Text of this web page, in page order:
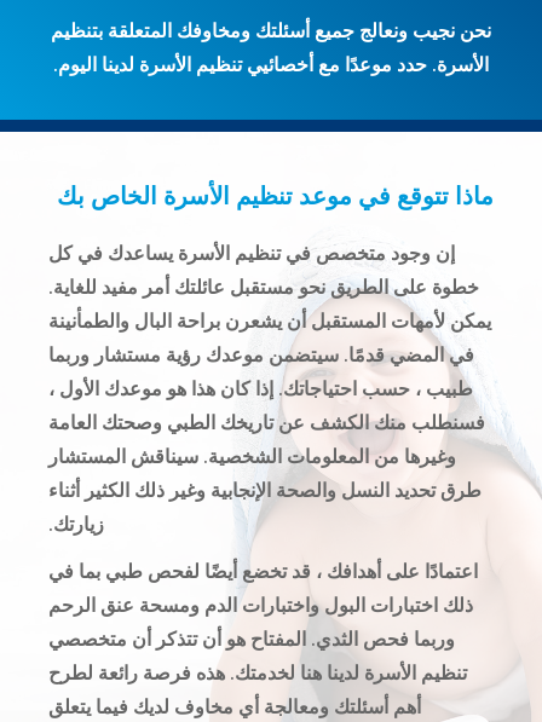
نحن نجيب ونعالج جميع أسئلتك ومخاوفك المتعلقة بتنظيم
الأسرة. حدد موعدًا مع أخصائيي تنظيم الأسرة لدينا اليوم.
ماذا تتوقع في موعد تنظيم الأسرة الخاص بك
إن وجود متخصص في تنظيم الأسرة يساعدك في كل
خطوة على الطريق نحو مستقبل عائلتك أمر مفيد للغاية.
يمكن لأمهات المستقبل أن يشعرن براحة البال والطمأنينة
في المضي قدمًا. سيتضمن موعدك رؤية مستشار وربما
طبيب ، حسب احتياجاتك. إذا كان هذا هو موعدك الأول ،
فسنطلب منك الكشف عن تاريخك الطبي وصحتك العامة
وغيرها من المعلومات الشخصية. سيناقش المستشار
طرق تحديد النسل والصحة الإنجابية وغير ذلك الكثير أثناء
زيارتك.
اعتمادًا على أهدافك ، قد تخضع أيضًا لفحص طبي بما في
ذلك اختبارات البول واختبارات الدم ومسحة عنق الرحم
وربما فحص الثدي. المفتاح هو أن تتذكر أن متخصصي
تنظيم الأسرة لدينا هنا لخدمتك. هذه فرصة رائعة لطرح
أهم أسئلتك ومعالجة أي مخاوف لديك فيما يتعلق